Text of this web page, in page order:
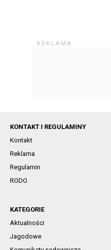
KONTAKT I REGULAMINY
Kontakt
Reklama
Regulamin
RODO
KATEGORIE
Aktualności
Jagodowe